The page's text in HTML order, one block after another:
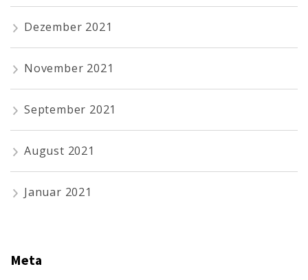
Dezember 2021
November 2021
September 2021
August 2021
Januar 2021
Meta